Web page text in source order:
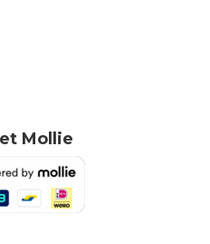
Mollie